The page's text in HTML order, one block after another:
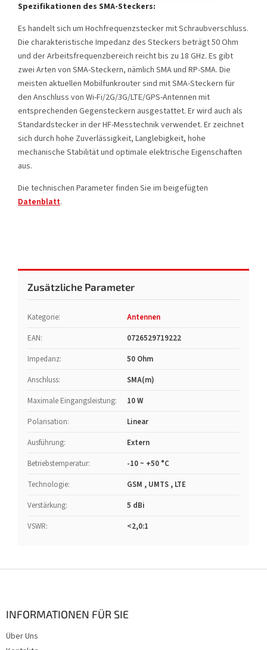
Spezifikationen des SMA-Steckers:
Es handelt sich um Hochfrequenzstecker mit Schraubverschluss.
Die charakteristische Impedanz des Steckers beträgt 50 Ohm
und der Arbeitsfrequenzbereich reicht bis zu 18 GHz. Es gibt
zwei Arten von SMA-Steckern, nämlich SMA und RP-SMA. Die
meisten aktuellen Mobilfunkrouter sind mit SMA-Steckern für
den Anschluss von Wi-Fi/2G/3G/LTE/GPS-Antennen mit
entsprechenden Gegensteckern ausgestattet. Er wird auch als
Standardstecker in der HF-Messtechnik verwendet. Er zeichnet
sich durch hohe Zuverlässigkeit, Langlebigkeit, hohe
mechanische Stabilität und optimale elektrische Eigenschaften
aus.
Die technischen Parameter finden Sie im beigefügten
Datenblatt.
Zusätzliche Parameter
Kategorie:
Antennen
EAN:
0726529719222
Impedanz:
50 Ohm
Anschluss:
SMA(m)
Maximale Eingangsleistung:
10 W
Polarisation:
Linear
Ausführung:
Extern
Betriebstemperatur:
-10 ~ +50 °C
Technologie:
GSM , UMTS , LTE
Verstärkung:
5 dBi
VSWR: <2,0:1
INFORMATIONEN FÜR SIE
Über Uns